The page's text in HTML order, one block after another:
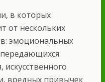
в которых
от нескольких
эмоциональных
передающихся
вредных привычек